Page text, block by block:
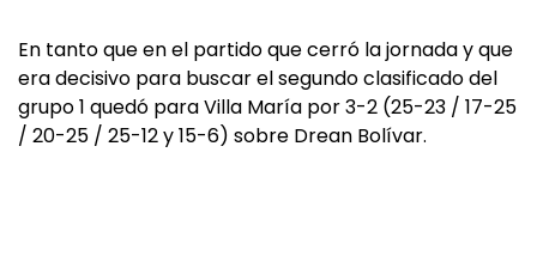
En tanto que en el partido que cerró la jornada y que
era decisivo para buscar el segundo clasificado del
grupo 1 quedó para Villa María por 3-2 (25-23 / 17-25
/ 20-25 / 25-12 y 15-6) sobre Drean Bolívar.